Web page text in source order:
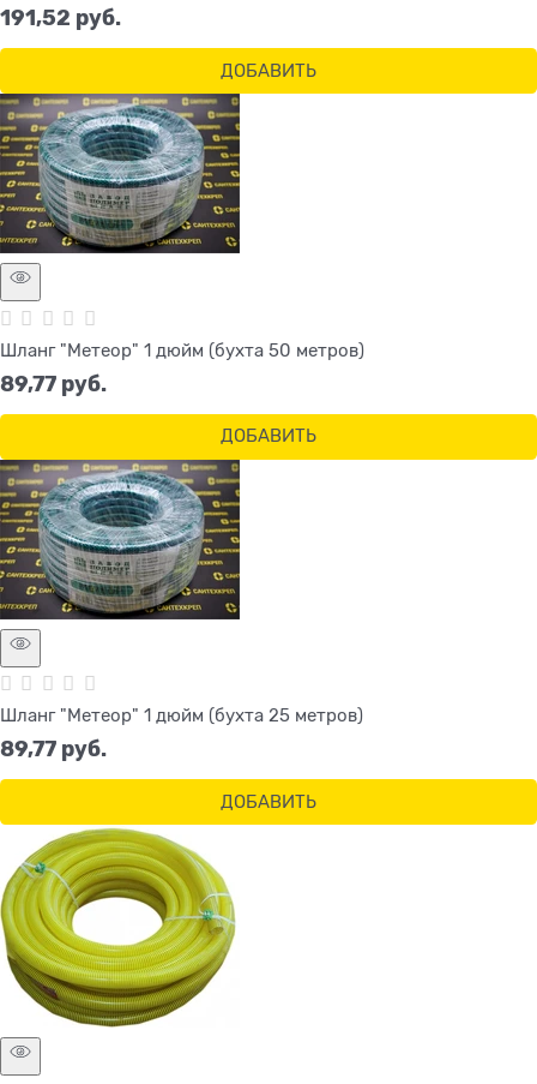
191,52 руб.
ДОБАВИТЬ
Шланг "Метеор" 1 дюйм (бухта 50 метров)
89,77 руб.
ДОБАВИТЬ
Шланг "Метеор" 1 дюйм (бухта 25 метров)
89,77 руб.
ДОБАВИТЬ